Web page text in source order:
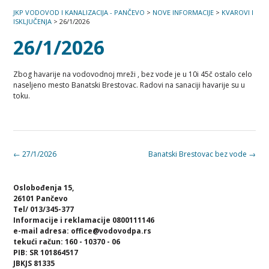
JKP VODOVOD I KANALIZACIJA - PANČEVO > NOVE INFORMACIJE > KVAROVI I
ISKLJUČENJA > 26/1/2026
26/1/2026
Zbog havarije na vodovodnoj mreži , bez vode je u 10i 45č ostalo celo
naseljeno mesto Banatski Brestovac. Radovi na sanaciji havarije su u
toku.
Post Banatski Brestovac bez vode →
← 27/1/2026
Oslobođenja 15,
26101 Pančevo
Tel/ 013/345-377
Informacije i reklamacije 0800111146
e-mail adresa: office@vodovodpa.rs
tekući račun: 160 - 10370 - 06
PIB: SR 101864517
JBKJS 81335